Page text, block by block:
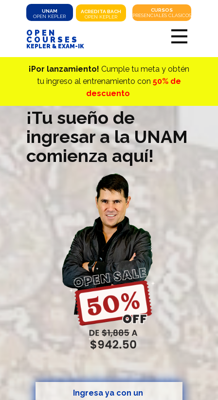
ACREDITABACH
OPEN KEPLER
CURSOS
PRESENCIALES CLASICOS
UNAM
OPEN KEPLER
OPEN
COURSES
KEPLER & EXAM-IK
¡Por lanzamiento! Cumple tu meta y obtén
tu ingreso al entrenamiento con 50% de
descuento
Ingresa ya con un
¡Tu sueño de
ingresar a la UNAM
comienza aquí!